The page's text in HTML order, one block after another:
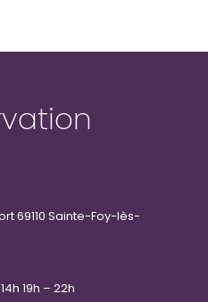
69110 Sainte-Foy-lès-
19h – 22h